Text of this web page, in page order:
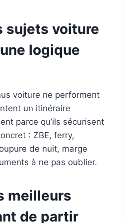
sujets voiture
logique
voiture ne performent
un itinéraire
parce qu’ils sécurisent
: ZBE, ferry,
de nuit, marge
à ne pas oublier.
meilleurs
de partir